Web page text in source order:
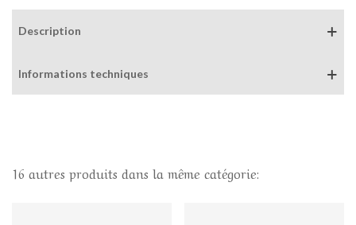
Description
Informations techniques
16 autres produits dans la même catégorie: